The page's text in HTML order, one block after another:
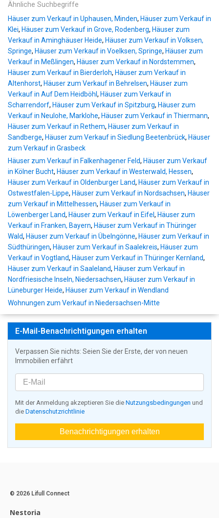
Ähnliche Suchbegriffe
Häuser zum Verkauf in Uphausen, Minden, Häuser zum Verkauf in
Klei, Häuser zum Verkauf in Grove, Rodenberg, Häuser zum
Verkauf in Aminghäuser Heide, Häuser zum Verkauf in Volksen,
Springe, Häuser zum Verkauf in Voelksen, Springe, Häuser zum
Verkauf in Meßlingen, Häuser zum Verkauf in Nordstemmen,
Häuser zum Verkauf in Bierderloh, Häuser zum Verkauf in
Altenhorst, Häuser zum Verkauf in Behrelsen, Häuser zum
Verkauf in Auf Dem Heidböhl , Häuser zum Verkauf in
Scharrendorf, Häuser zum Verkauf in Spitzburg, Häuser zum
Verkauf in Neulohe, Marklohe, Häuser zum Verkauf in Thiermann,
Häuser zum Verkauf in Rethem, Häuser zum Verkauf in
Sandberge, Häuser zum Verkauf in Siedlung Beetenbrück, Häuser
zum Verkauf in Grasbeck
Häuser zum Verkauf in Falkenhagener Feld, Häuser zum Verkauf
in Kölner Bucht, Häuser zum Verkauf in Westerwald, Hessen,
Häuser zum Verkauf in Oldenburger Land, Häuser zum Verkauf in
Ostwestfalen-Lippe, Häuser zum Verkauf in Nordsachsen, Häuser
zum Verkauf in Mittelhessen, Häuser zum Verkauf in
Löwenberger Land, Häuser zum Verkauf in Eifel , Häuser zum
Verkauf in Franken, Bayern, Häuser zum Verkauf in Thüringer
Wald, Häuser zum Verkauf in Übelngönne, Häuser zum Verkauf in
Südthüringen, Häuser zum Verkauf in Saalekreis, Häuser zum
Verkauf in Vogtland, Häuser zum Verkauf in Thüringer Kernland,
Häuser zum Verkauf in Saaleland, Häuser zum Verkauf in
Nordfriesische Inseln, Niedersachsen, Häuser zum Verkauf in
Lüneburger Heide, Häuser zum Verkauf in Wendland
Wohnungen zum Verkauf in Niedersachsen-Mitte
E-Mail-Benachrichtigungen erhalten
Verpassen Sie nichts: Seien Sie der Erste, der von neuen
Immobilien erfährt
Mit der Anmeldung akzeptieren Sie die Nutzungsbedingungen und
die Datenschutzrichtlinie
Benachrichtigungen erhalten
© 2026 Lifull Connect
Nestoria